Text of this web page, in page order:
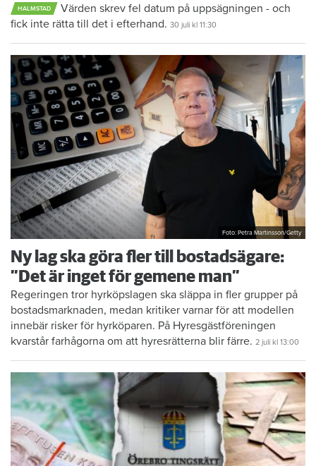
HALMSTAD
Värden skrev fel datum på uppsägningen - och
fick inte rätta till det i efterhand. 30 juli kl 11:30
Foto: Petra Martinsson/Getty
Ny lag ska göra fler till bostadsägare:
”Det är inget för gemene man”
Regeringen tror hyrköpslagen ska släppa in fler grupper på
bostadsmarknaden, medan kritiker varnar för att modellen
innebär risker för hyrköparen. På Hyresgästföreningen
kvarstår farhågorna om att hyresrätterna blir färre. 2 juli kl 13:00